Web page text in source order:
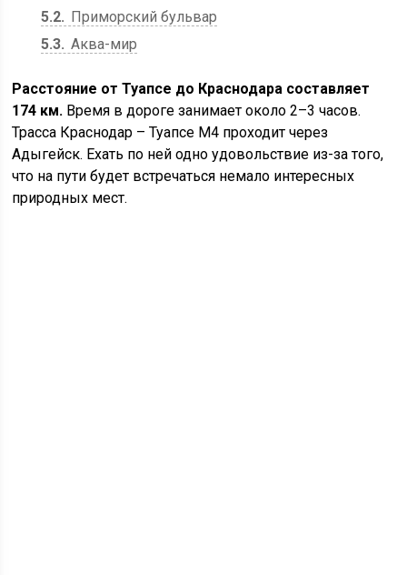
5.2
Приморский бульвар
5.3 Аква-мир
Расстояние от Туапсе до Краснодара составляет
174 км. Время в дороге занимает около 2–3 часов.
Трасса Краснодар – Туапсе М4 проходит через
Адыгейск. Ехать по ней одно удовольствие из-за того,
что на пути будет встречаться немало интересных
природных мест.